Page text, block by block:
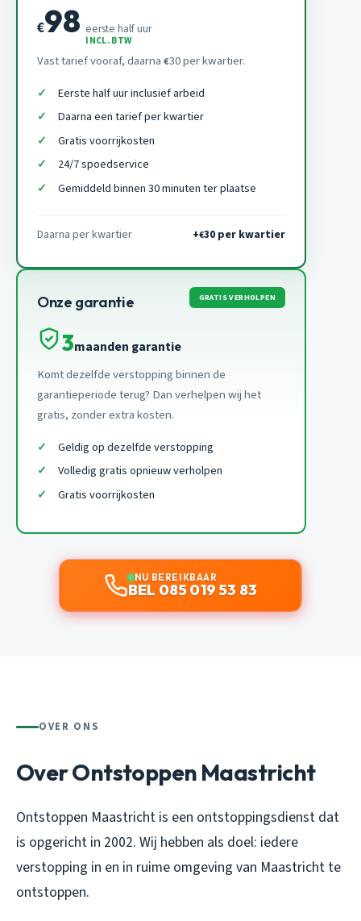
€98 eerste half uur
INCL. BTW
Vast tarief vooraf, daarna €30 per kwartier.
Eerste half uur inclusief arbeid
Daarna een tarief per kwartier
Gratis voorrijkosten
24/7 spoedservice
Gemiddeld binnen 30 minuten ter plaatse
Daarna per kwartier +€30 per kwartier
Onze garantie GRATIS VERHOLPEN
3maanden garantie
Komt dezelfde verstopping binnen de
garantieperiode terug? Dan verhelpen wij het
gratis, zonder extra kosten.
Geldig op dezelfde verstopping
Volledig gratis opnieuw verholpen
Gratis voorrijkosten
NU BEREIKBAAR
BEL 085 019 53 83
OVER ONS
Over Ontstoppen Maastricht
Ontstoppen Maastricht is een ontstoppingsdienst dat
is opgericht in 2002. Wij hebben als doel: iedere
verstopping in en in ruime omgeving van Maastricht te
ontstoppen.